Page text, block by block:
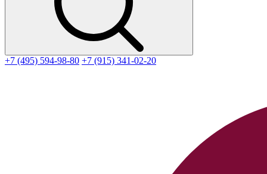
+7 (495) 594-98-80 +7 (915) 341-02-20